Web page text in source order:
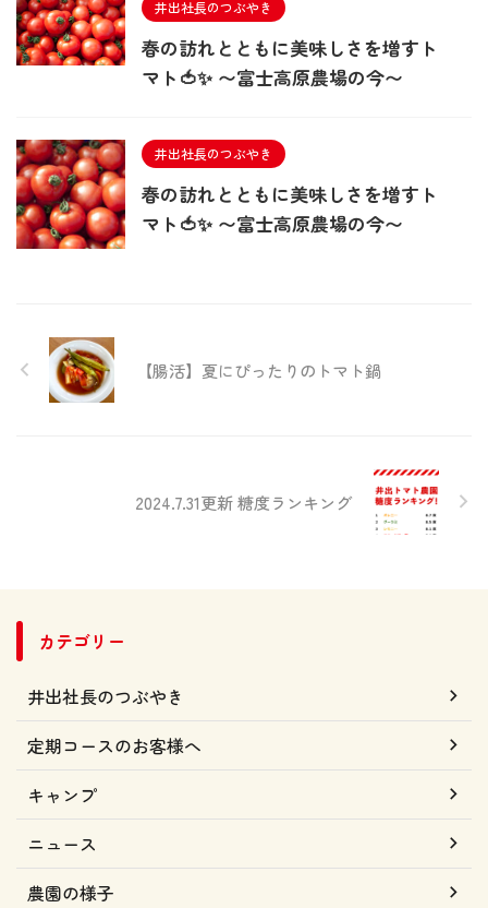
井出社長のつぶやき
春の訪れとともに美味しさを増すト
マト🍅✨ 〜富士高原農場の今〜
井出社長のつぶやき
春の訪れとともに美味しさを増すト
マト🍅✨ 〜富士高原農場の今〜
【腸活】夏にぴったりのトマト鍋
2024.7.31更新 糖度ランキング
カテゴリー
井出社長のつぶやき
定期コースのお客様へ
キャンプ
ニュース
農園の様子